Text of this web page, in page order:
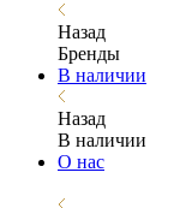
Назад
Бренды
В наличии
Назад
В наличии
О нас